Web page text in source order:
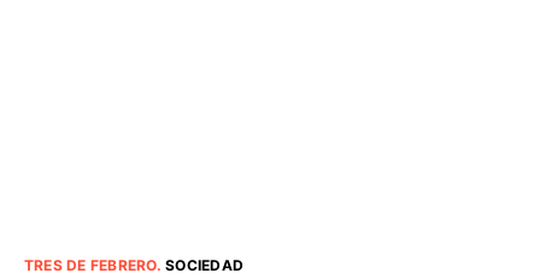
TRES DE FEBRERO.SOCIEDAD